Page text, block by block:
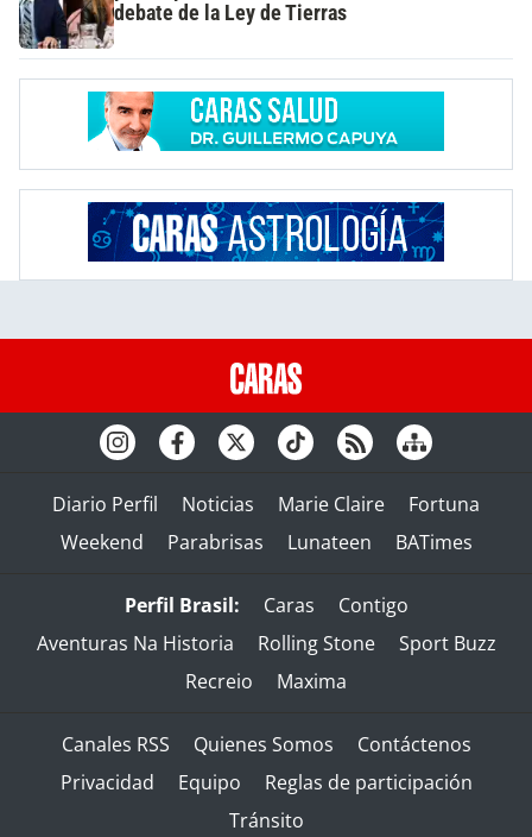
debate de la Ley de Tierras
Diario Perfil Noticias Marie Claire
Fortuna
Weekend
Parabrisas Lunateen BATimes
Perfil Brasil: Caras
Contigo
Aventuras Na Historia
Rolling Stone
Sport Buzz
Recreio
Maxima
Canales RSS Quienes Somos
Contáctenos
Privacidad
Equipo
Reglas de participación
Tránsito